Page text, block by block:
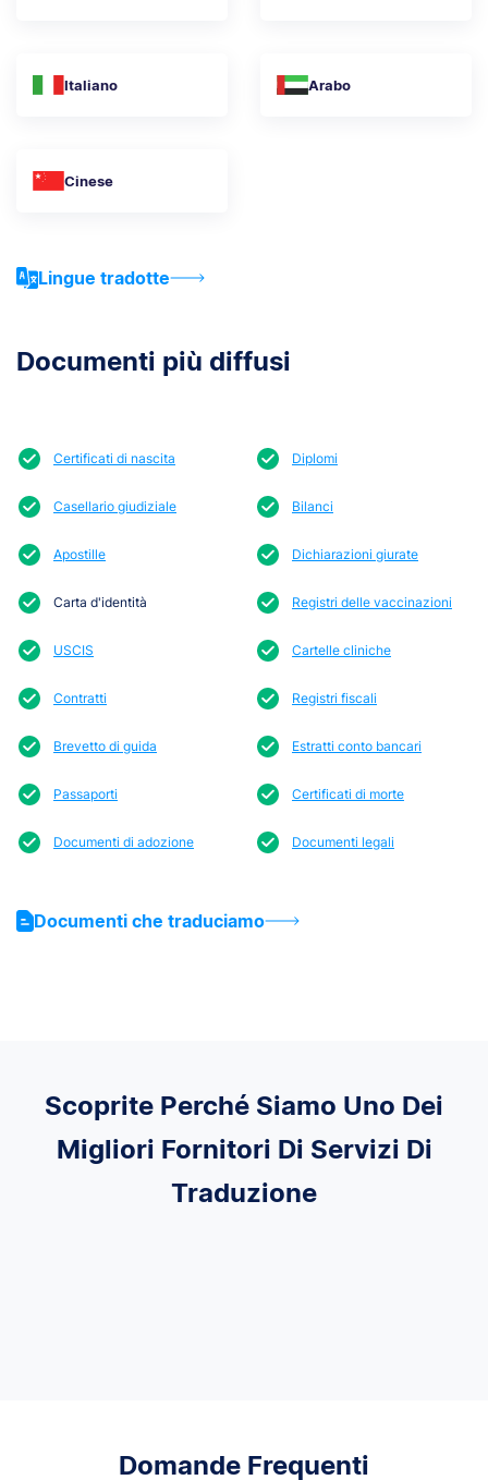
Italiano Arabo
Cinese
Lingue tradotte
Documenti più diffusi
Certificati di nascita Diplomi
Casellario giudiziale Bilanci
Apostille Dichiarazioni giurate
Carta d'identità Registri delle vaccinazioni
USCIS Cartelle cliniche
Contratti Registri fiscali
Brevetto di guida Estratti conto bancari
Passaporti Certificati di morte
Documenti di adozione Documenti legali
Documenti che traduciamo
Scoprite Perché Siamo Uno Dei
Migliori Fornitori Di Servizi Di
Traduzione
Domande Frequenti